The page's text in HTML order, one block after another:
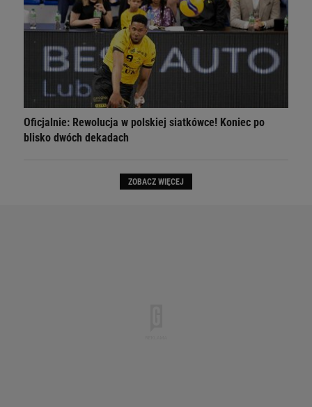
Oficjalnie: Rewolucja w polskiej siatkówce! Koniec po
blisko dwóch dekadach
ZOBACZ WIĘCEJ